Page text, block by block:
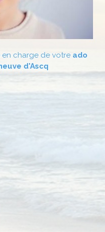
charge de votre ado
d'Ascq